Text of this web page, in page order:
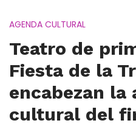
AGENDA CULTURAL
Teatro de
Fiesta de la
encabezan la
cultural del